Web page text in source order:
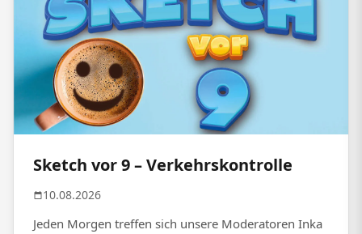
Sketch vor 9 – Verkehrskontrolle
10.08.2026
Jeden Morgen treffen sich unsere Moderatoren Inka